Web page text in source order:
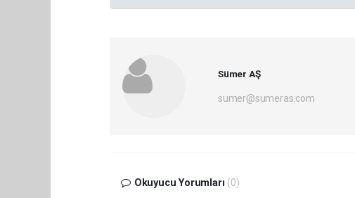
Sümer AŞ
sumer@sumeras.com
Okuyucu Yorumları (0)